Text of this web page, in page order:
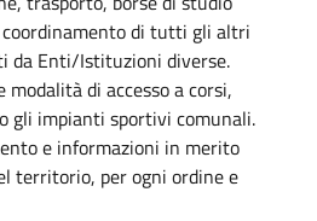
di tutti gli altri
da Enti/Istituzioni diverse.
modalità di accesso a corsi,
gli impianti sportivi comunali.
e informazioni in merito
territorio, per ogni ordine e